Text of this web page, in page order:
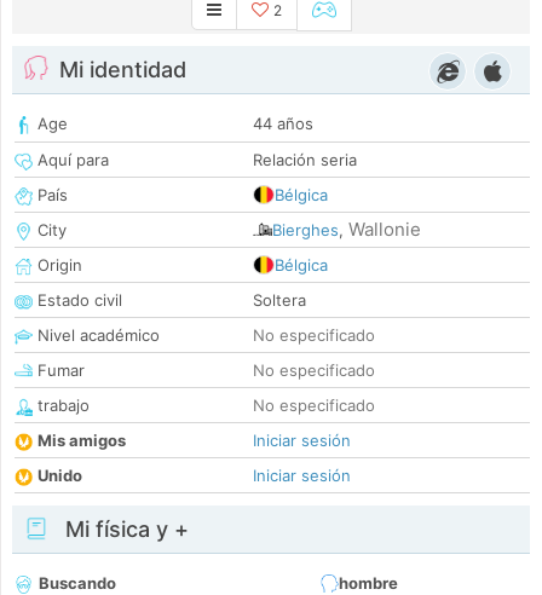
2
Mi identidad
Age
44 años
Aquí para
Relación seria
País
Bélgica
City
Bierghes, Wallonie
Origin
Bélgica
Estado civil
Soltera
Nivel académico
No especificado
Fumar
No especificado
trabajo
No especificado
Mis amigos
Iniciar sesión
Unido
Iniciar sesión
Mi física y +
Buscando
hombre